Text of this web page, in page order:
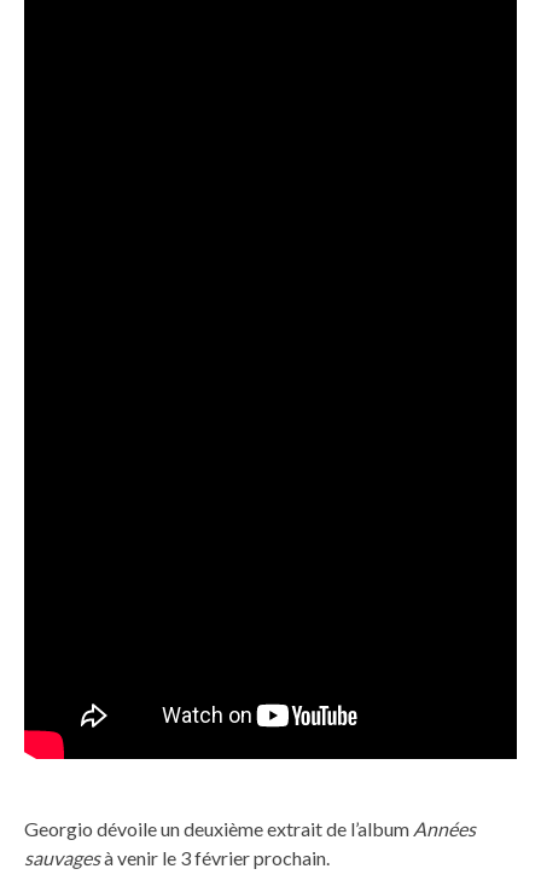
Georgio dévoile un deuxième extrait de l’album Années
sauvagesà venir le 3 février prochain.